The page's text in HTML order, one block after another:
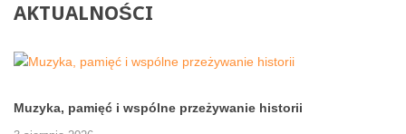
AKTUALNOŚCI
Muzyka, pamięć i wspólne przeżywanie historii